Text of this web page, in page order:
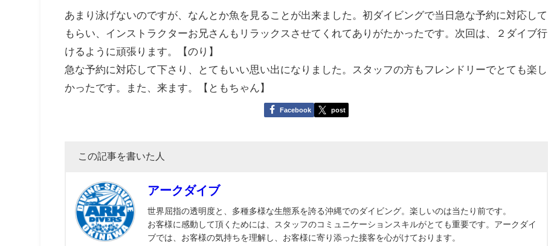
あまり泳げないのですが、なんとか魚を見ることが出来ました。初ダイビングで当日急な予約に対応して
もらい、インストラクターお兄さんもリラックスさせてくれてありがたかったです。次回は、２ダイブ行
けるように頑張ります。【のり】
急な予約に対応して下さり、とてもいい思い出になりました。スタッフの方もフレンドリーでとても楽し
かったです。また、来ます。【ともちゃん】
Facebook post
この記事を書いた人
アークダイブ
世界屈指の透明度と、多種多様な生態系を誇る沖縄でのダイビング。楽しいのは当たり前です。
お客様に感動して頂くためには、スタッフのコミュニケーションスキルがとても重要です。アークダイ
ブでは、お客様の気持ちを理解し、お客様に寄り添った接客を心がけております。